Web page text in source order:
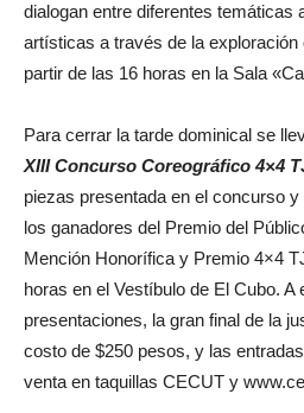
dialogan entre diferentes temáticas
artísticas a través de la exploración
partir de las 16 horas en la Sala
Para cerrar la tarde dominical se
XIII Concurso Coreográfico 4×4
piezas presentada en el concurso
los ganadores del Premio del
Mención Honorífica y Premio 4×4
horas en el Vestíbulo de El Cubo.
presentaciones, la gran final de la
costo de $250 pesos, y las
venta en taquillas CECUT y